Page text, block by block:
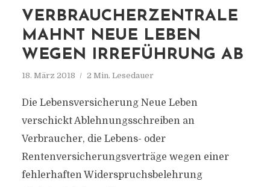
VERBRAUCHERZENTRALE
MAHNT NEUE LEBEN
WEGEN IRREFÜHRUNG AB
18. März 2018 2 Min. Lesedauer
Die Lebensversicherung Neue Leben
verschickt Ablehnungsschreiben an
Verbraucher, die Lebens- oder
Rentenversicherungsverträge wegen einer
fehlerhaften Widerspruchsbelehrung